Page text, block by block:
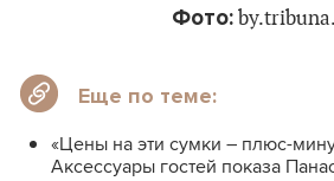
Фото:
Еще по теме:
«Цены на эти сумки – плюс-
Аксессуары гостей показа